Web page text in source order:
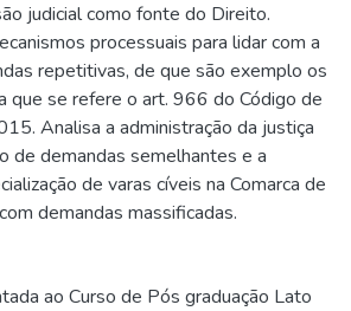
judicial como fonte do Direito.
processuais para lidar com a
repetitivas, de que são exemplo os
que se refere o art. 966 do Código de
Analisa a administração da justiça
de demandas semelhantes e a
de varas cíveis na Comarca de
demandas massificadas.
ao Curso de Pós graduação Lato